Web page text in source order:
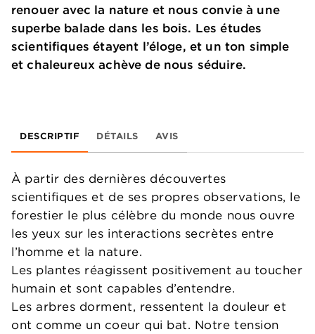
renouer avec la nature et nous convie à une
superbe balade dans les bois. Les études
scientifiques étayent l’éloge, et un ton simple
et chaleureux achève de nous séduire.
DESCRIPTIF DÉTAILS AVIS
À partir des dernières découvertes
scientifiques et de ses propres observations, le
forestier le plus célèbre du monde nous ouvre
les yeux sur les interactions secrètes entre
l’homme et la nature.
Les plantes réagissent positivement au toucher
humain et sont capables d’entendre.
Les arbres dorment, ressentent la douleur et
ont comme un coeur qui bat. Notre tension